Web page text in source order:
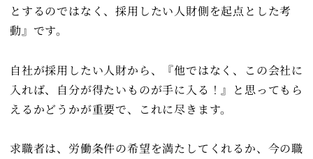
とするのではなく、採用したい人財側を起点とした考
動』です。
自社が採用したい人財から、『他ではなく、この会社に
入れば、自分が得たいものが手に入る！』と思ってもら
えるかどうかが重要で、これに尽きます。
求職者は、労働条件の希望を満たしてくれるか、今の職